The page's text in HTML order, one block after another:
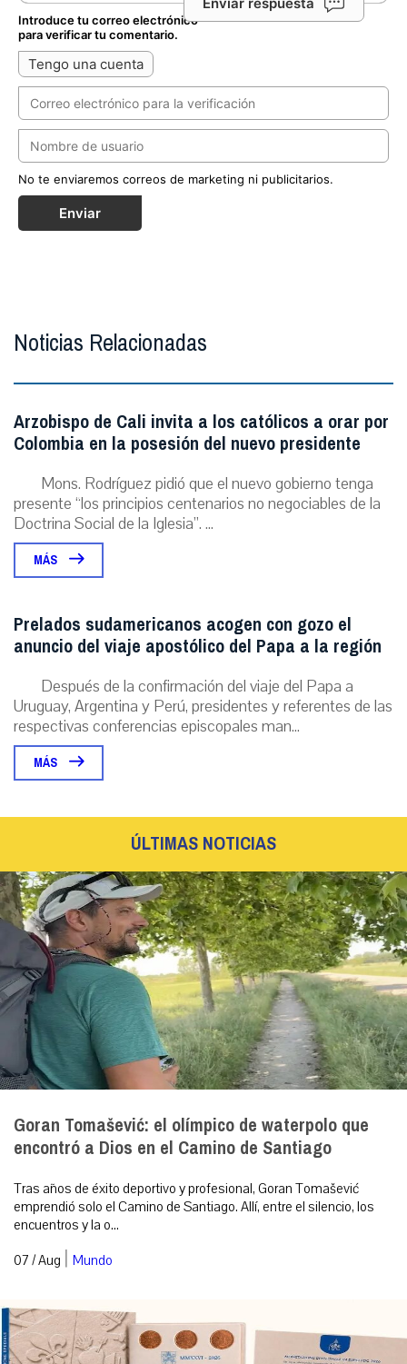
Introduce tu correo electrónico
para verificar tu comentario.
Tengo una cuenta
No te enviaremos correos de marketing ni publicitarios.
Enviar
Noticias Relacionadas
Arzobispo de Cali invita a los católicos a orar por
Colombia en la posesión del nuevo presidente
Mons. Rodríguez pidió que el nuevo gobierno tenga
presente “los principios centenarios no negociables de la
Doctrina Social de la Iglesia”. ...
MÁS
Prelados sudamericanos acogen con gozo el
anuncio del viaje apostólico del Papa a la región
Después de la confirmación del viaje del Papa a
Uruguay, Argentina y Perú, presidentes y referentes de las
respectivas conferencias episcopales man...
MÁS
ÚLTIMAS NOTICIAS
Goran Tomašević: el olímpico de waterpolo que
encontró a Dios en el Camino de Santiago
Tras años de éxito deportivo y profesional, Goran Tomašević
emprendió solo el Camino de Santiago. Allí, entre el silencio, los
encuentros y la o...
07 / Aug | Mundo